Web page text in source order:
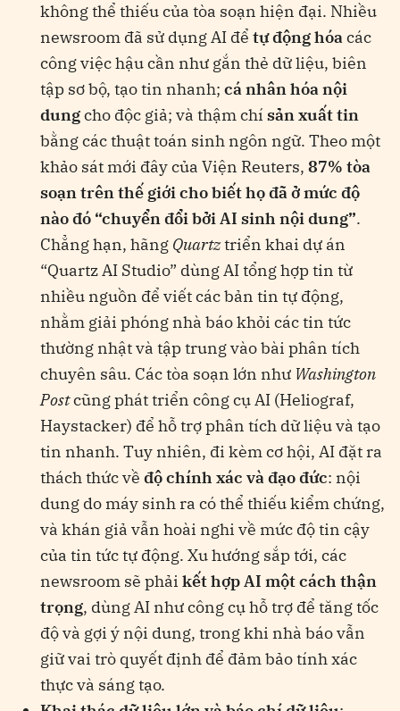
không thể thiếu của tòa soạn hiện đại. Nhiều
newsroom đã sử dụng AI để tự động hóacác
công việc hậu cần như gắn thẻ dữ liệu, biên
tập sơ bộ, tạo tin nhanh; cá nhân hóa nội
dungcho độc giả; và thậm chí sản xuất tin
bằng các thuật toán sinh ngôn ngữ. Theo một
khảo sát mới đây của Viện Reuters, 87% tòa
soạn trên thế giới cho biết họ đã ở mức độ
nào đó “chuyển đổi bởi AI sinh nội dung”.
Chẳng hạn, hãng Quartztriển khai dự án
“Quartz AI Studio” dùng AI tổng hợp tin từ
nhiều nguồn để viết các bản tin tự động,
nhằm giải phóng nhà báo khỏi các tin tức
thường nhật và tập trung vào bài phân tích
chuyên sâu​. Các tòa soạn lớn như Washington
Postcũng phát triển công cụ AI (Heliograf,
Haystacker) để hỗ trợ phân tích dữ liệu và tạo
tin nhanh​. Tuy nhiên, đi kèm cơ hội, AI đặt ra
thách thức về độ chính xác và đạo đức: nội
dung do máy sinh ra có thể thiếu kiểm chứng,
và khán giả vẫn hoài nghi về mức độ tin cậy
của tin tức tự động​. Xu hướng sắp tới, các
newsroom sẽ phải kết hợp AI một cách thận
trọng, dùng AI như công cụ hỗ trợ để tăng tốc
độ và gợi ý nội dung, trong khi nhà báo vẫn
giữ vai trò quyết định để đảm bảo tính xác
thực và sáng tạo.